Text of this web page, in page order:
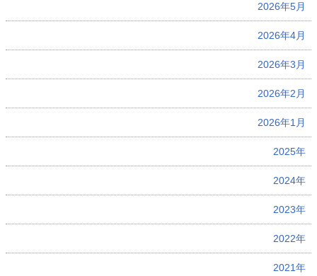
2026年5月
2026年4月
2026年3月
2026年2月
2026年1月
2025年
2024年
2023年
2022年
2021年